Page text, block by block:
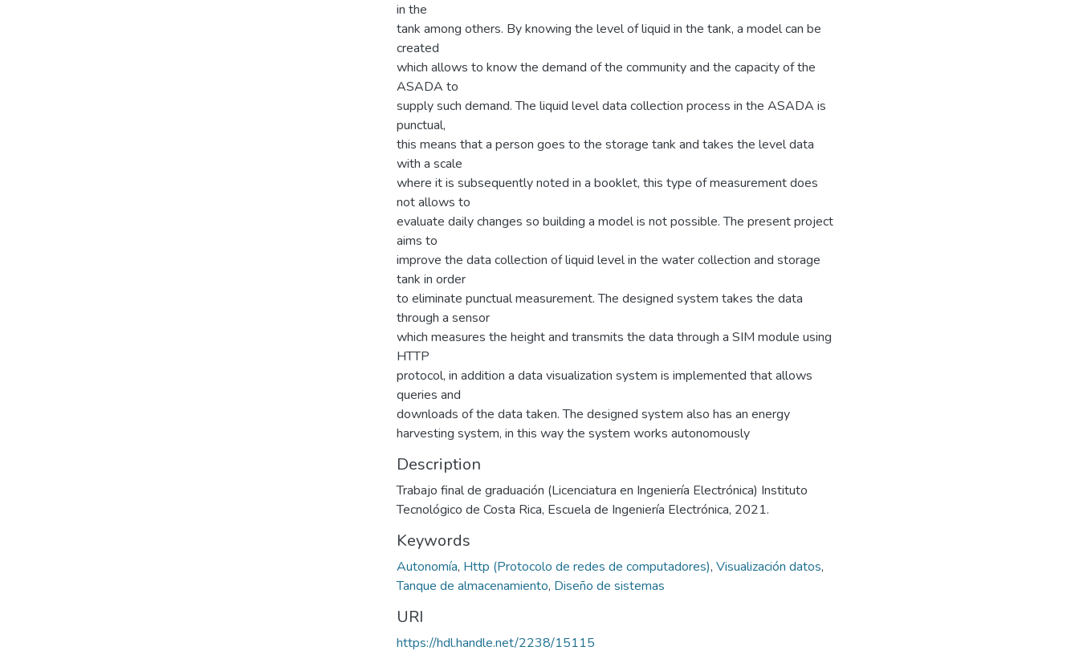
in the
tank among others. By knowing the level of liquid in the tank, a model can be
created
which allows to know the demand of the community and the capacity of the
ASADA to
supply such demand. The liquid level data collection process in the ASADA is
punctual,
this means that a person goes to the storage tank and takes the level data
with a scale
where it is subsequently noted in a booklet, this type of measurement does
not allows to
evaluate daily changes so building a model is not possible. The present project
aims to
improve the data collection of liquid level in the water collection and storage
tank in order
to eliminate punctual measurement. The designed system takes the data
through a sensor
which measures the height and transmits the data through a SIM module using
HTTP
protocol, in addition a data visualization system is implemented that allows
queries and
downloads of the data taken. The designed system also has an energy
harvesting system, in this way the system works autonomously
Description
Trabajo final de graduación (Licenciatura en Ingeniería Electrónica) Instituto
Tecnológico de Costa Rica, Escuela de Ingeniería Electrónica, 2021.
Keywords
Autonomía, Http (Protocolo de redes de computadores), Visualización datos,
Tanque de almacenamiento, Diseño de sistemas
URI
https://hdl.handle.net/2238/15115